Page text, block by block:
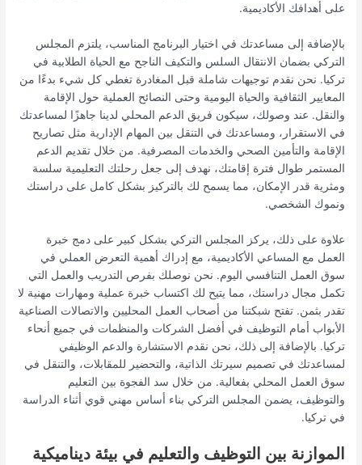
على أهدافك الأكاديمية.
بالإضافة إلى مساعدتك في اختيار البرنامج المناسب، يلتزم المجلس
التركي بضمان الانتقال السلس والتكيف الناجح مع الحياة الطلابية في
تركيا. نحن نقدم توجيهات شاملة قبل المغادرة تغطي كل شيء بدءًا من
المعايير الثقافية والحياة اليومية وحتى النصائح العملية حول الإقامة
والنقل. عند وصولك، سيكون فريق الدعم المحلي لدينا جاهزًا لمساعدتك
في الاستقرار، ومساعدتك في التنقل بين المهام الإدارية مثل تصاريح
الإقامة والتأمين الصحي والخدمات المصرفية. من خلال تقديم الدعم
المستمر طوال فترة إقامتك، نهدف إلى جعل رحلتك التعليمية سلسة
ومثرية قدر الإمكان، مما يسمح لك بالتركيز بشكل كامل على دراستك
ونموك الشخصي.
علاوة على ذلك، يركز المجلس التركي بشكل كبير على دمج خبرة
العمل مع المساعي الأكاديمية، مع إدراك أهمية التعرض العملي في
سوق العمل التنافسي اليوم. نحن نوصلك بفرص التدريب والعمل التي
تكمل مجال دراستك، مما يتيح لك اكتساب خبرة عملية ومهارات مهنية لا
تقدر بثمن. تفتح شبكتنا من أصحاب العمل المحليين والاتصالات الصناعية
الأبواب أمام التوظيف في أفضل الشركات والمنظمات في جميع أنحاء
تركيا. بالإضافة إلى ذلك، نحن نقدم الاستشارة والدعم الوظيفي
لمساعدتك في تصميم سيرتك الذاتية، والتحضير للمقابلات، والتنقل في
سوق العمل المحلي بفعالية. من خلال سد الفجوة بين التعليم
والتوظيف، يضمن المجلس التركي بناء أساس مهني قوي أثناء الدراسة
في تركيا.
الموازنة بين التوظيف والتعليم في بيئة ديناميكية